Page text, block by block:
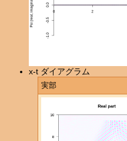
x-t ダイアグラム
実部